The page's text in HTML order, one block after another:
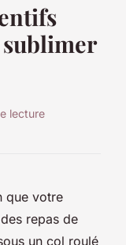
lecture
que votre
repas de
un col roulé